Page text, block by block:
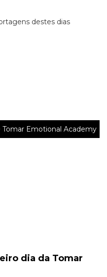
destes dias
Tomar Emotional Academy
dia da Tomar